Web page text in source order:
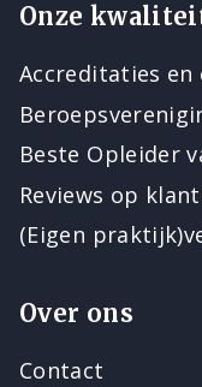
Onze
Accreditaties en
Beste Opleider
Reviews op
(Eigen
Over ons
Contact